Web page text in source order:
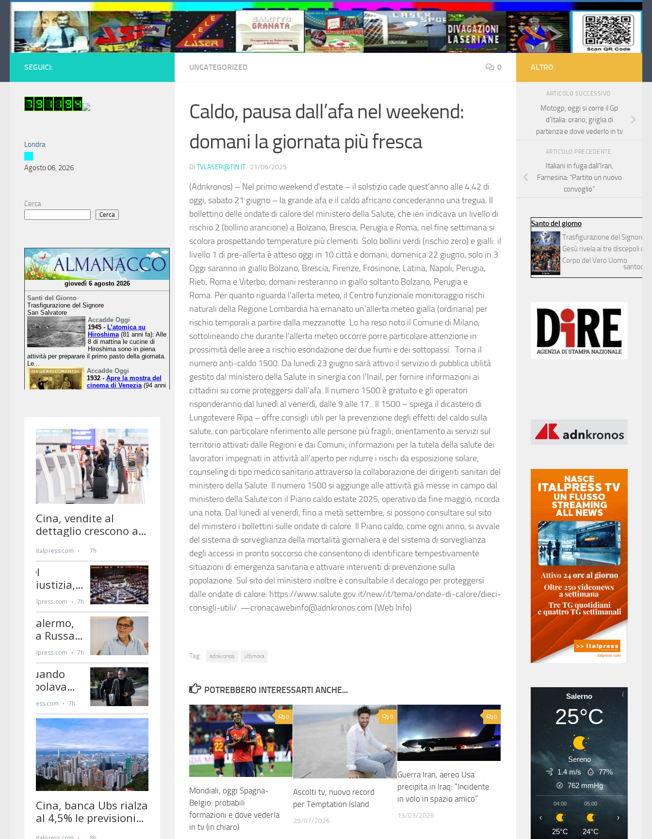
Salta al contenuto
UNCATEGORIZED 0
Caldo, pausa dall’afa nel weekend:
domani la giornata più fresca
DI TVLASER@TIN.IT · 21/06/2025
(Adnkronos) – Nel primo weekend d'estate – il solstizio cade quest'anno alle 4.42 di
oggi, sabato 21 giugno – la grande afa e il caldo africano concederanno una tregua. Il
bollettino delle ondate di calore del ministero della Salute, che ieri indicava un livello di
rischio 2 (bollino arancione) a Bolzano, Brescia, Perugia e Roma, nel fine settimana si
scolora prospettando temperature più clementi. Solo bollini verdi (rischio zero) e gialli: il
livello 1 di pre-allerta è atteso oggi in 10 città e domani, domenica 22 giugno, solo in 3.
Oggi saranno in giallo Bolzano, Brescia, Firenze, Frosinone, Latina, Napoli, Perugia,
Rieti, Roma e Viterbo; domani resteranno in giallo soltanto Bolzano, Perugia e
Roma. Per quanto riguarda l'allerta meteo, il Centro funzionale monitoraggio rischi
naturali della Regione Lombardia ha emanato un’allerta meteo gialla (ordinaria) per
rischio temporali a partire dalla mezzanotte. Lo ha reso noto il Comune di Milano,
sottolineando che durante l’allerta meteo occorre porre particolare attenzione in
prossimità delle aree a rischio esondazione dei due fiumi e dei sottopassi. Torna il
numero anti-caldo 1500. Da lunedì 23 giugno sarà attivo il servizio di pubblica utilità
gestito dal ministero della Salute in sinergia con l'Inail, per fornire informazioni ai
cittadini su come proteggersi dall'afa. Il numero 1500 è gratuito e gli operatori
risponderanno dal lunedì al venerdì, dalle 9 alle 17. Il 1500 – spiega il dicastero di
Lungotevere Ripa – offre consigli utili per la prevenzione degli effetti del caldo sulla
salute, con particolare riferimento alle persone più fragili; orientamento ai servizi sul
territorio attivati dalle Regioni e dai Comuni; informazioni per la tutela della salute dei
lavoratori impegnati in attività all'aperto per ridurre i rischi da esposizione solare;
counseling di tipo medico sanitario attraverso la collaborazione dei dirigenti sanitari del
ministero della Salute. Il numero 1500 si aggiunge alle attività già messe in campo dal
ministero della Salute con il Piano caldo estate 2025, operativo da fine maggio, ricorda
una nota. Dal lunedì al venerdì, fino a metà settembre, si possono consultare sul sito
del ministero i bollettini sulle ondate di calore. Il Piano caldo, come ogni anno, si avvale
del sistema di sorveglianza della mortalità giornaliera e del sistema di sorveglianza
degli accessi in pronto soccorso che consentono di identificare tempestivamente
situazioni di emergenza sanitaria e attivare interventi di prevenzione sulla
popolazione. Sul sito del ministero inoltre è consultabile il decalogo per proteggersi
dalle ondate di calore: https://www.salute.gov.it/new/it/tema/ondate-di-calore/dieci-
consigli-utili/. —cronacawebinfo@adnkronos.com (Web Info)
Tag: adnkronos ultimora
POTREBBERO INTERESSARTI ANCHE...
0
Mondiali, oggi Spagna-
Belgio: probabili
formazioni e dove vederla
in tv (in chiaro)
0
Ascolti tv, nuovo record
per Temptation Island
29/07/2026
0
Guerra Iran, aereo Usa
precipita in Iraq: “Incidente
in volo in spazio amico”
13/03/2026
SEGUICI:
Londra
Agosto 06, 2026
Cerca
Cerca
ALTRO
ARTICOLO SUCCESSIVO
Motogp, oggi si corre il Gp
d’Italia: orario, griglia di
partenza e dove vederlo in tv
ARTICOLO PRECEDENTE
Italiani in fuga dall’Iran,
Farnesina: “Partito un nuovo
convoglio”
Santo del giorno
Trasfigurazione del Signore
Gesù rivela ai tre discepoli
Corpo del Vero Uomo
Salerno
25°C
Sereno
1.4 m/s
77%
762 mmHg
04:00
25°C
05:00
24°C
‹ ›